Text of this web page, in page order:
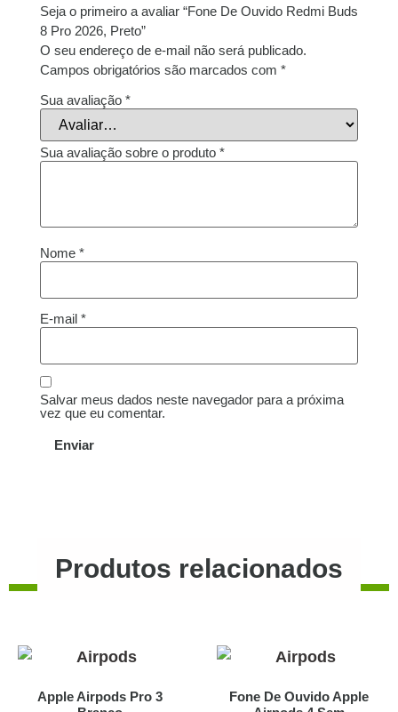
Seja o primeiro a avaliar “Fone De Ouvido Redmi Buds
8 Pro 2026, Preto”
O seu endereço de e-mail não será publicado.
Campos obrigatórios são marcados com *
Sua avaliação *
Sua avaliação sobre o produto *
Nome *
E-mail *
Salvar meus dados neste navegador para a próxima
vez que eu comentar.
Produtos relacionados
Apple Airpods Pro 3
Fone De Ouvido Apple